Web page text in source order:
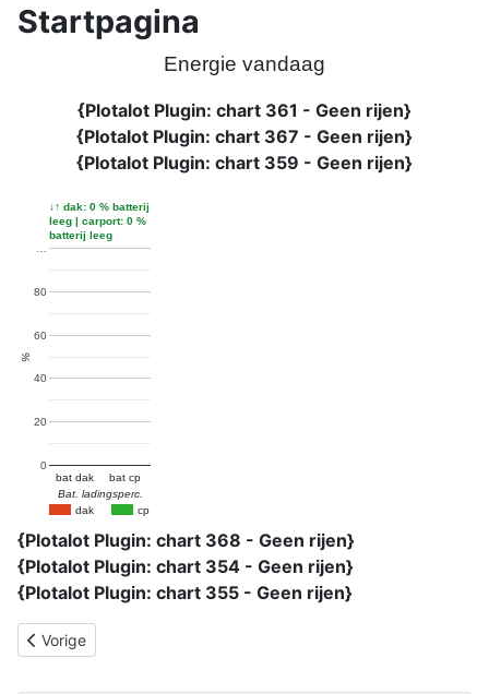
Startpagina
Energie vandaag
{Plotalot Plugin: chart 361 - Geen rijen}
{Plotalot Plugin: chart 367 - Geen rijen}
{Plotalot Plugin: chart 359 - Geen rijen}
↓↑ dak: 0 % batterij
leeg | carport: 0 %
batterij leeg
dak cp
bat dak bat cp
0
20
40
60
80
Bat. ladingsperc.
%
{Plotalot Plugin: chart 368 - Geen rijen}
{Plotalot Plugin: chart 354 - Geen rijen}
{Plotalot Plugin: chart 355 - Geen rijen}
Vorig artikel: Energie Baten en Kosten
Vorige